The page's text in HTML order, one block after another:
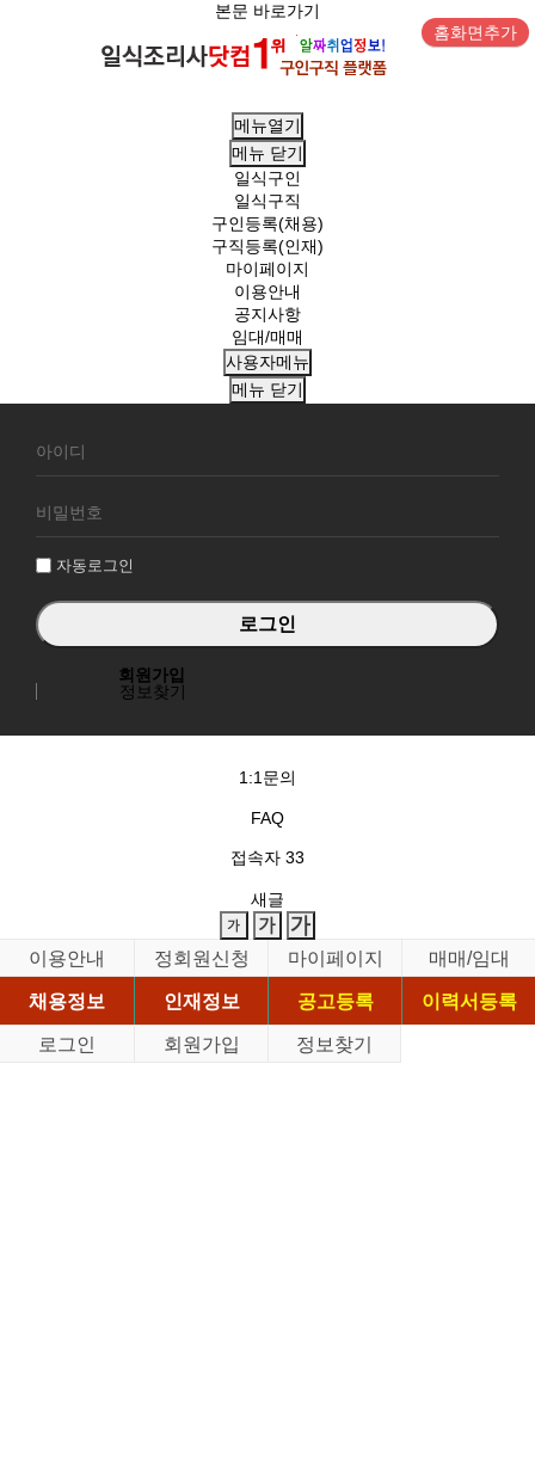
본문 바로가기
홈화면추가
메뉴열기
메뉴 닫기
일식구인
일식구직
구인등록(채용)
구직등록(인재)
마이페이지
이용안내
공지사항
임대/매매
사용자메뉴
메뉴 닫기
원
그
자동로그인
회원가입
정보찾기
1:1문의
FAQ
접속자 33
새글
이용안내 정회원신청 마이페이지
매매/임대
채용정보
인재정보 공고등록
이력서등록
로그인
회원가입 정보찾기